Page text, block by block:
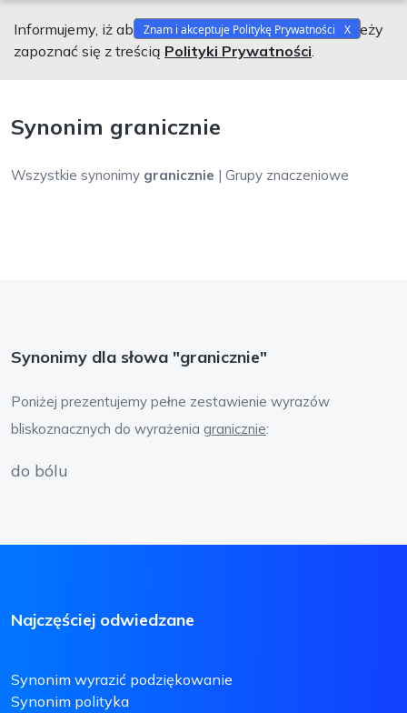
Synonim granicznie
Wszystkie synonimy granicznie | Grupy znaczeniowe
Synonimy dla słowa "granicznie"
Poniżej prezentujemy pełne zestawienie wyrazów
bliskoznacznych do wyrażenia granicznie:
do bólu
Najczęściej odwiedzane
Synonim wyrazić podziękowanie
Synonim polityka
Informujemy, iż aby korzystać z naszego serwisu należy
zapoznać się z treścią Polityki Prywatności.
Znam i akceptuje Politykę Prywatności